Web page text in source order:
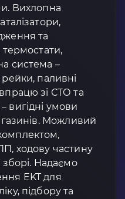
Вихлопна
та
система –
паливні
зі СТО та
вигідні умови
Можливий
ходову частину
зборі. Надаємо
EKT для
підбору та